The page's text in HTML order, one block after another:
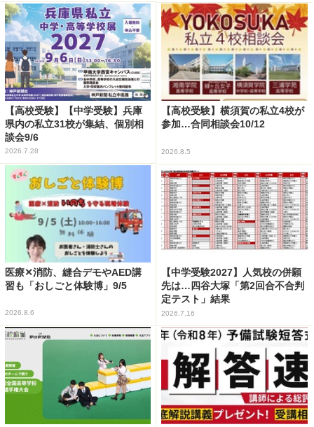
【高校受験】【中学受験】兵庫
県内の私立31校が集結、個別相
談会9/6
2026.7.28
【高校受験】横須賀の私立4校が
参加…合同相談会10/12
2026.8.5
医療✕消防、縫合デモやAED講
習も「おしごと体験博」9/5
2026.8.6
【中学受験2027】人気校の併願
先は…四谷大塚「第2回合不合判
定テスト」結果
2026.7.16